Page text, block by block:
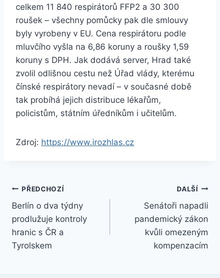
celkem 11 840 respirátorů FFP2 a 30 300
roušek – všechny pomůcky pak dle smlouvy
byly vyrobeny v EU. Cena respirátoru podle
mluvčího vyšla na 6,86 koruny a roušky 1,59
koruny s DPH. Jak dodává server, Hrad také
zvolil odlišnou cestu než Úřad vlády, kterému
čínské respirátory nevadí – v současné době
tak probíhá jejich distribuce lékařům,
policistům, státním úředníkům i učitelům.
Zdroj: https://www.irozhlas.cz
Navigace
pro
příspěvek
PŘEDCHOZÍ
Berlín o dva týdny
prodlužuje kontroly
hranic s ČR a
Tyrolskem
DALŠÍ
Senátoři napadli
pandemický zákon
kvůli omezeným
kompenzacím